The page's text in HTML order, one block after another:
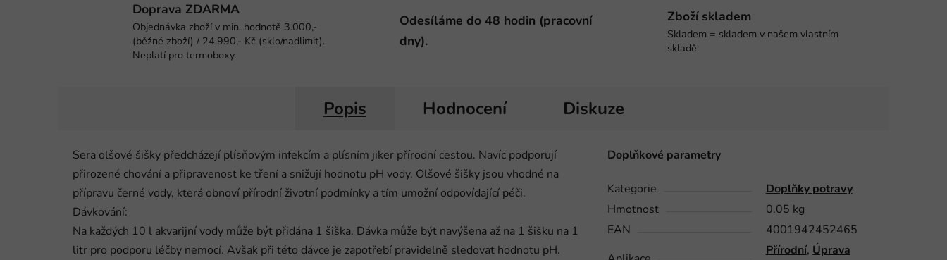
Doprava ZDARMA
Objednávka zboží v min. hodnotě 3.000,-
(běžné zboží) / 24.990,- Kč (sklo/nadlimit).
Neplatí pro termoboxy.
Odesíláme do 48 hodin (pracovní
dny).
Zboží skladem
Skladem = skladem v našem vlastním
skladě.
Popis Hodnocení Diskuze
Sera olšové šišky předcházejí plísňovým infekcím a plísním jiker přírodní cestou. Navíc podporují
přirozené chování a připravenost ke tření a snižují hodnotu pH vody. Olšové šišky jsou vhodné na
přípravu černé vody, která obnoví přírodní životní podmínky a tím umožní odpovídající péči.
Dávkování:
Na každých 10 l akvarijní vody může být přidána 1 šiška. Dávka může být navýšena až na 1 šišku na 1
litr pro podporu léčby nemocí. Avšak při této dávce je zapotřebí pravidelně sledovat hodnotu pH.
Doplňkové parametry
Kategorie
Doplňky potravy
Hmotnost
0.05 kg
EAN
4001942452465
Přírodní, Úprava